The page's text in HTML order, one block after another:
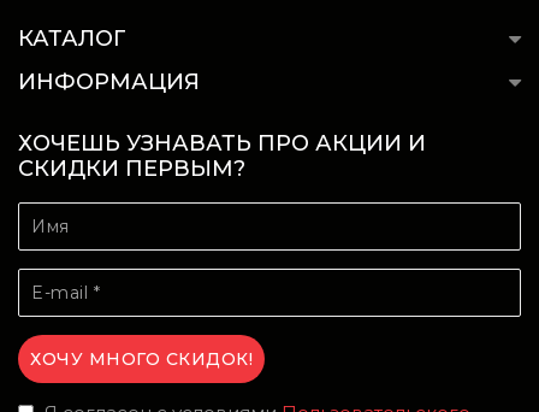
КАТАЛОГ
ИНФОРМАЦИЯ
ХОЧЕШЬ УЗНАВАТЬ ПРО АКЦИИ И
СКИДКИ ПЕРВЫМ?